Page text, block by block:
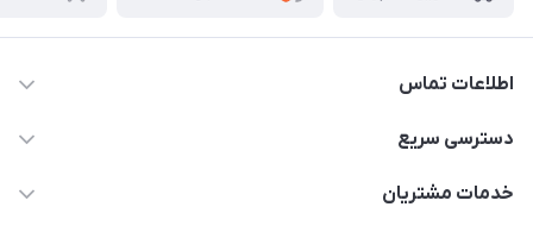
اطلاعات تماس
011-33376810 /// 09123594705 /// 09030910517
دسترسی سریع
حساب کاربری
خدمات مشتریان